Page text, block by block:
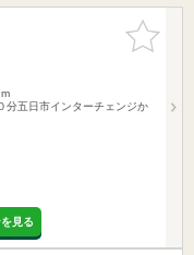
お気に入
りに追加
分五日市インターチェンジか
見る